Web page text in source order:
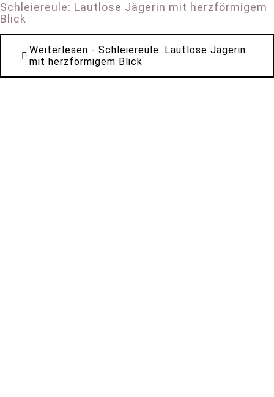
Schleiereule: Lautlose Jägerin mit herzförmigem
Blick
Weiterlesen - Schleiereule: Lautlose Jägerin
mit herzförmigem Blick